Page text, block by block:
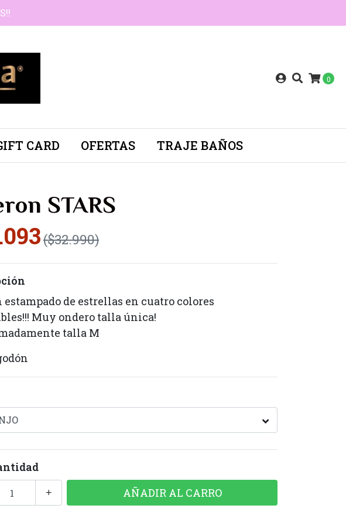
0
CARD OFERTAS TRAJE BAÑOS
STARS
($32.990)
estampado de estrellas en cuatro colores
Muy ondero talla única!
talla M
+